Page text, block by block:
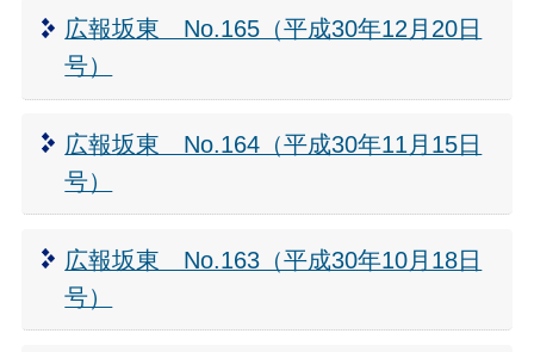
広報坂東 No.165（平成30年12月20日
号）
広報坂東 No.164（平成30年11月15日
号）
広報坂東 No.163（平成30年10月18日
号）